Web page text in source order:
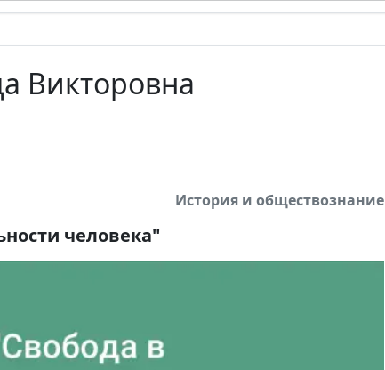
Викторовна
История и обществознание
человека"